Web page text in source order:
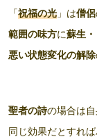
「祝福の光 」は僧侶
範囲の味方に蘇生
悪い状態変化の解除
聖者の詩の場合は自
同じ効果だとすれ